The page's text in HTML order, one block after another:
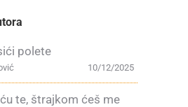
polete
10/12/2025
te, štrajkom ćeš me